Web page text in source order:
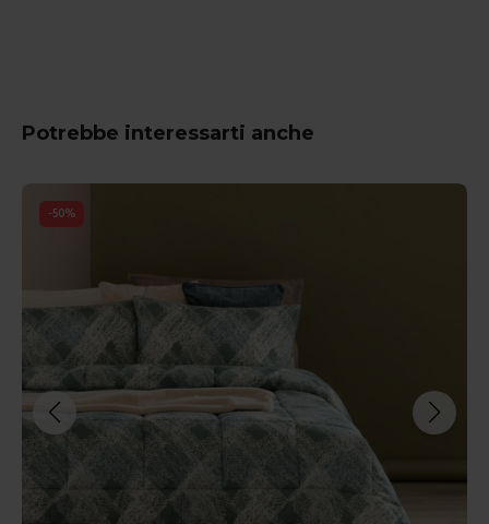
Potrebbe interessarti anche
-50%